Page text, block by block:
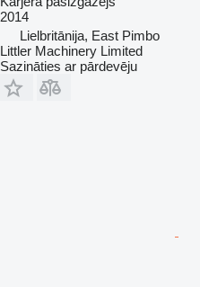
2014
Lielbritānija, East Pimbo
Littler Machinery Limited
Sazināties ar pārdevēju